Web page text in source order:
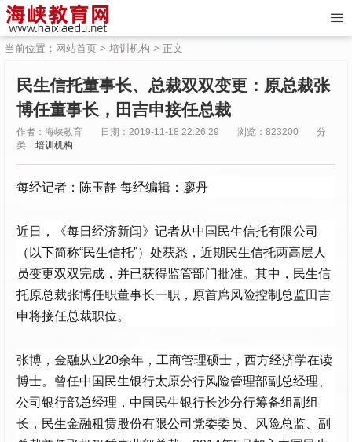
当前位置： 网站首页 > 培训机构 > 正文
民生信托董事长、总裁双双变更：原总裁张
博任董事长，田吉申接任总裁
作者：海峡教育 日期：2019-11-18 22:26:29 浏览：823200
分
类： 培训机构
每经记者：陈玉静 每经编辑：廖丹
近日，《每日经济新闻》记者从中国民生信托有限公司
（以下简称“民生信托”）处获悉，近期民生信托两高层人
员变更双双完成，并已获得监管部门批准。其中，民生信
托原总裁张博任职董事长一职，原首席风险控制总监田吉
申将接任总裁职位。
张博，金融从业20余年，工商管理硕士，西方经济学在读
博士。曾任中国民生银行太原分行风险管理部副总经理、
公司银行部总经理，中国民生银行长沙分行筹备组副组
长，民生金融租赁股份有限公司党委委员、风险总监、副